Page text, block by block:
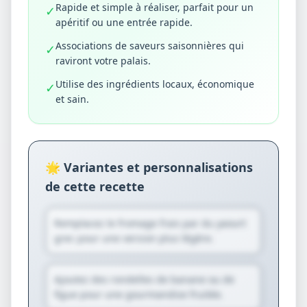
✓ Rapide et simple à réaliser, parfait pour un
apéritif ou une entrée rapide.
✓Associations de saveurs saisonnières qui
raviront votre palais.
✓ Utilise des ingrédients locaux, économique
et sain.
🌟 Variantes et personnalisations
de cette recette
Remplacez le fromage frais par du yaourt
grec pour une version plus légère.
Ajoutez des rondelles de banane ou de
figue pour une gourmandise fruitée.